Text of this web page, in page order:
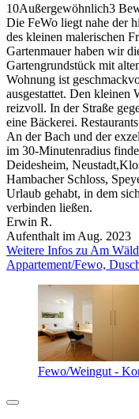
10Außergewöhnlich3
Die FeWo liegt nahe der
des kleinen malerischen
Gartenmauer haben wir
Gartengrundstück mit
Wohnung ist
ausgestattet. Den kleinen
reizvoll. In der Straße
eine Bäckerei.
An der Bach und der
im 30-Minutenradius
Deidesheim,
Hambacher Schloss,
Urlaub gehabt, in dem
verbinden ließen.
Erwin R.
Aufenthalt im Aug. 2023
Weitere Infos zu Am
Appartement/Fewo,
Fewo/Weingut -